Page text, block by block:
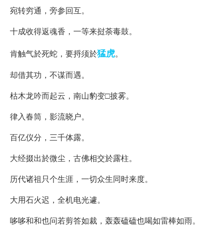
宛转穷通，旁参回互。
十成收得返魂香，一等来挝荼毒鼓。
肯触气於死蛇，要捋须於猛虎。
却借其功，不谋而遇。
枯木龙吟而起云，南山豹变□披雾。
律入春筒，影流晓户。
百亿仪分，三千体露。
大经掇出於微尘，古佛相交於露柱。
历代诸祖只个生涯，一切众生同时来度。
大用石火迟，全机电光遽。
哆哆和和也问若剪答如裁，轰轰磕磕也喝如雷棒如雨。